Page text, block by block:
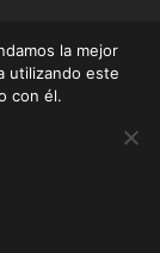
la mejor
utilizando este
con él.